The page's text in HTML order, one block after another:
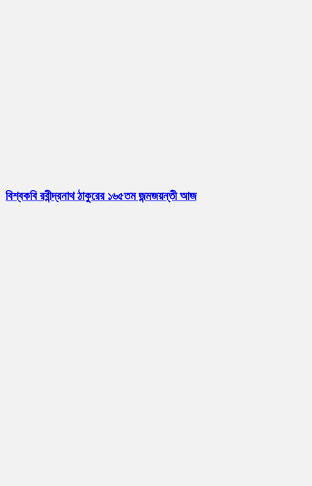
বিশ্বকবি রবীন্দ্রনাথ ঠাকুরের ১৬৫তম জন্মজয়ন্তী আজ